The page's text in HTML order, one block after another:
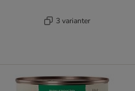
3 varianter